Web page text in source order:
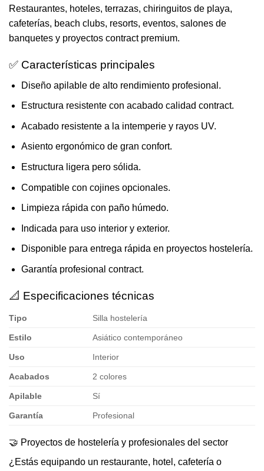
Restaurantes, hoteles, terrazas, chiringuitos de playa,
cafeterías, beach clubs, resorts, eventos, salones de
banquetes y proyectos contract premium.
✅ Características principales
Diseño apilable de alto rendimiento profesional.
Estructura resistente con acabado calidad contract.
Acabado resistente a la intemperie y rayos UV.
Asiento ergonómico de gran confort.
Estructura ligera pero sólida.
Compatible con cojines opcionales.
Limpieza rápida con paño húmedo.
Indicada para uso interior y exterior.
Disponible para entrega rápida en proyectos hostelería.
Garantía profesional contract.
📐 Especificaciones técnicas
Tipo Silla hostelería
Estilo Asiático contemporáneo
Uso Interior
Acabados 2 colores
Apilable Sí
Garantía Profesional
🤝 Proyectos de hostelería y profesionales del sector
¿Estás equipando un restaurante, hotel, cafetería o